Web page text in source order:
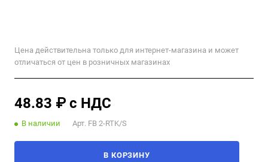
Цена действительна только для интернет-магазина и может
отличаться от цен в розничных магазинах
48.83 ₽ с НДС
В наличии Арт. FB 2-RTK/S
В КОРЗИНУ